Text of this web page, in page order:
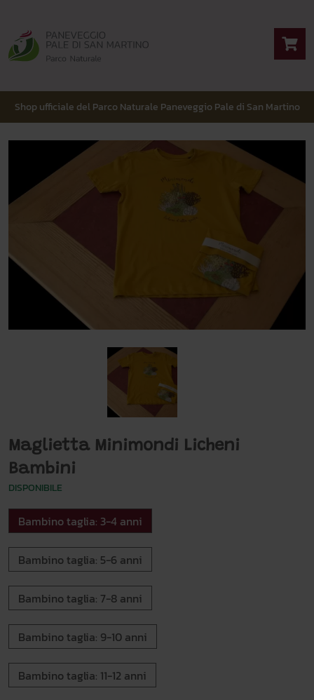
Shop ufficiale del Parco Naturale Paneveggio Pale di San Martino
Maglietta Minimondi Licheni
Bambini
DISPONIBILE
Bambino taglia: 3-4 anni
Bambino taglia: 5-6 anni
Bambino taglia: 7-8 anni
Bambino taglia: 9-10 anni
Bambino taglia: 11-12 anni